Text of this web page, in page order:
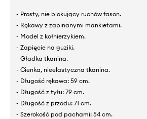
- Prosty, nie blokujący ruchów fason.
- Rękawy z zapinanymi mankietami.
- Model z kołnierzykiem.
- Zapięcie na guziki.
- Gładka tkanina.
- Cienka, nieelastyczna tkanina.
- Długość rękawa: 59 cm.
- Długość z tyłu: 79 cm.
- Długość z przodu: 71 cm.
- Szerokość pod pachami: 54 cm.